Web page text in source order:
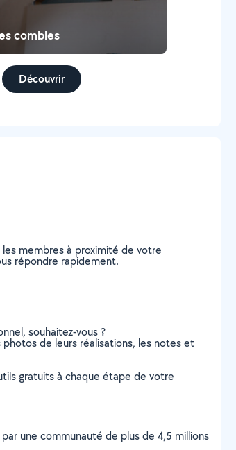
combles
Découvrir
membres à proximité de votre
répondre rapidement.
souhaitez-vous ?
photos de leurs réalisations, les notes et
gratuits à chaque étape de votre
une communauté de plus de 4,5 millions